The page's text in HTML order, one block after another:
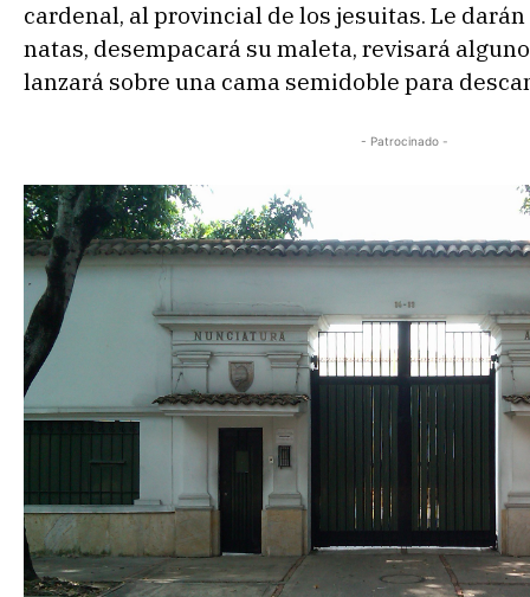
cardenal, al provincial de los jesuitas. Le
natas, desempacará su maleta, revisará
lanzará sobre una cama semidoble para
- Patrocinado -